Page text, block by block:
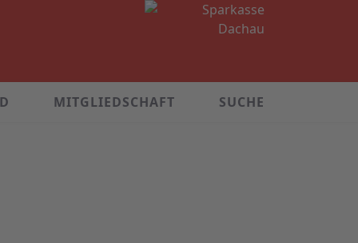
MITGLIEDSCHAFT SUCHE